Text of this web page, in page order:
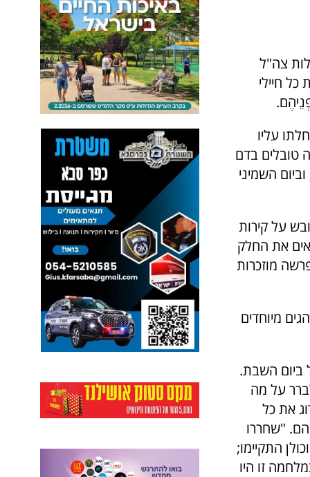
צה"ל
חיילי
עליו
טובלים בדם
השמיני
על קירות
את החלק
מוזכרות
מיוחדים
בניסן חל ביום השבת.
על מה
את כל
"שחררו
התקיימו;
זו היו